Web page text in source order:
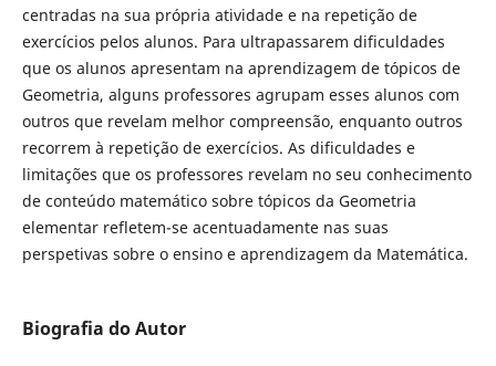
centradas na sua própria atividade e na repetição de
exercícios pelos alunos. Para ultrapassarem dificuldades
que os alunos apresentam na aprendizagem de tópicos de
Geometria, alguns professores agrupam esses alunos com
outros que revelam melhor compreensão, enquanto outros
recorrem à repetição de exercícios. As dificuldades e
limitações que os professores revelam no seu conhecimento
de conteúdo matemático sobre tópicos da Geometria
elementar refletem-se acentuadamente nas suas
perspetivas sobre o ensino e aprendizagem da Matemática.
Biografia do Autor